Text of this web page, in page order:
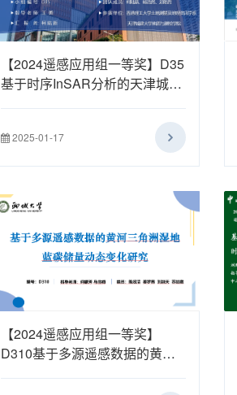
【2024遥感应用组一等奖】D35
基于时序InSAR分析的天津城区
2025-01-17
【2024遥感应用组一等奖】
D310基于多源遥感数据的黄河